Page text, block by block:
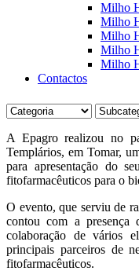
Milho
Milho
Milho
Milho
Milho
Contactos
A Epagro realizou no
Templários, em Tomar,
para apresentação do
fitofarmacêuticos para o
O evento, que serviu de
contou com a
colaboração de vários
principais parceiros de
fitofarmacêuticos.